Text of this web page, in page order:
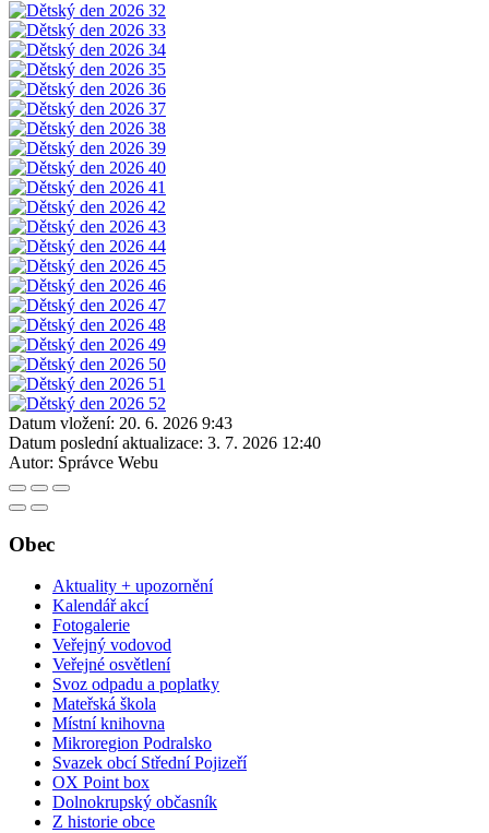
Datum vložení: 20. 6. 2026 9:43
Datum poslední aktualizace: 3. 7. 2026 12:40
Autor: Správce Webu
Obec
Aktuality + upozornění
Kalendář akcí
Fotogalerie
Veřejný vodovod
Veřejné osvětlení
Svoz odpadu a poplatky
Mateřská škola
Místní knihovna
Mikroregion Podralsko
Svazek obcí Střední Pojizeří
OX Point box
Dolnokrupský občasník
Z historie obce